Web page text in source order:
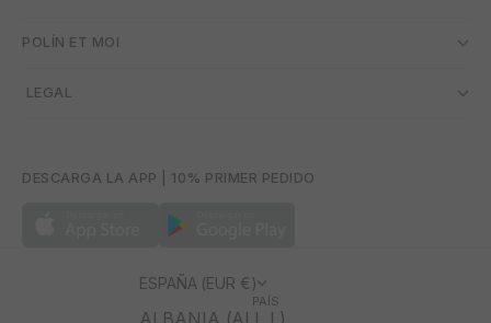
POLÍN ET MOI
­ LEGAL
DESCARGA LA APP | 10% PRIMER PEDIDO
ESPAÑA (EUR €)
PAÍS
ALBANIA (ALL L)